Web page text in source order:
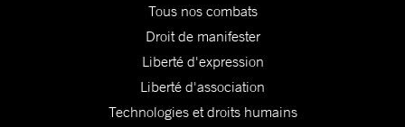
Tous nos combats
Droit de manifester
Liberté d'expression
Liberté d'association
Technologies et droits humains